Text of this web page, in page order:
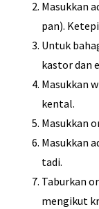
Masukkan
pan).
Untuk
kastor dan
Masukkan
kental.
Masukkan
Masukkan
tadi.
Taburkan
mengikut